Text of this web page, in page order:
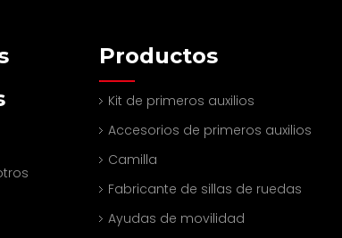
Productos
Kit de primeros auxilios
Accesorios de primeros auxilios
Camilla
Fabricante de sillas de ruedas
Ayudas de movilidad